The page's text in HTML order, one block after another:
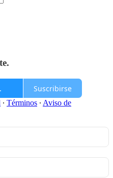
Suscribirse
∙ Términos ∙ Aviso de